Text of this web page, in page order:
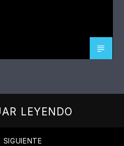
LEYENDO
SIGUIENTE